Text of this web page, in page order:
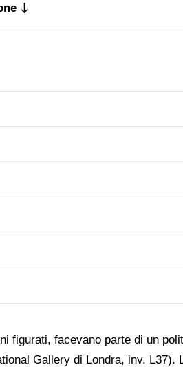
figurati, facevano parte di un
Gallery di Londra, inv. L37).